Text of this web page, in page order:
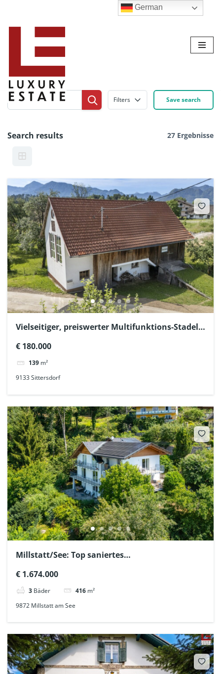
Zum
Filters Save search
Search results 27 Ergebnisse
Vielseitiger, preiswerter Multifunktions-Stadel
€ 180.000
139 m²
9133 Sittersdorf
Millstatt/See: Top saniertes
Ruhelage
€ 1.674.000
3 Bäder 416 m²
9872 Millstatt am See
German